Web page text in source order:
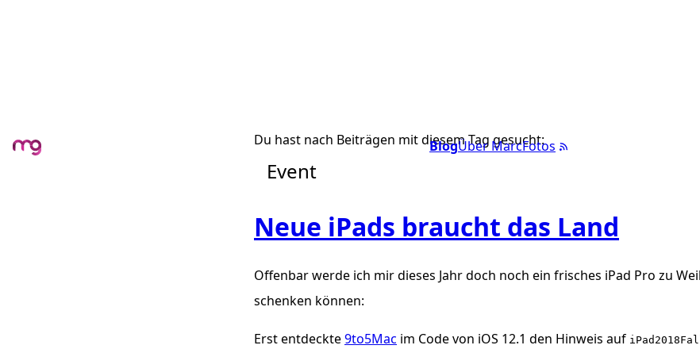
BlogÜber MarcFotos
Du hast nach Beiträgen mit diesem Tag gesucht:
Event
Neue iPads braucht das Land
Offenbar werde ich mir dieses Jahr doch noch ein frisches iPad Pro zu
schenken können:
Erst entdeckte9to5Mac im Code von iOS 12.1 den Hinweis auf